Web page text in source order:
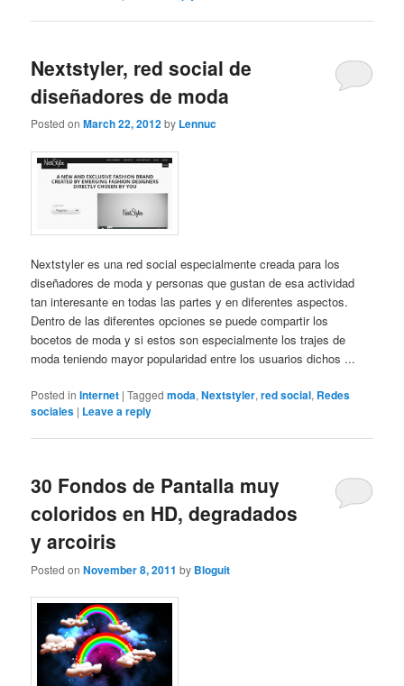
Nextstyler, red social de
diseñadores de moda
Posted onMarch 22, 2012by Lennuc
Nextstyler es una red social especialmente creada para los
diseñadores de moda y personas que gustan de esa actividad
tan interesante en todas las partes y en diferentes aspectos.
Dentro de las diferentes opciones se puede compartir los
bocetos de moda y si estos son especialmente los trajes de
moda teniendo mayor popularidad entre los usuarios dichos ...
Posted in Internet |Tagged moda,Nextstyler,red social, Redes
sociales | Leave a reply
30 Fondos de Pantalla muy
coloridos en HD, degradados
y arcoiris
Posted onNovember 8, 2011 by Bloguit